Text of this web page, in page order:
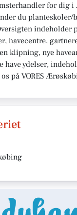
for dig
du planteskoler/
indeholder
havecentre,
klipning, nye
have ydelser,
på VORES